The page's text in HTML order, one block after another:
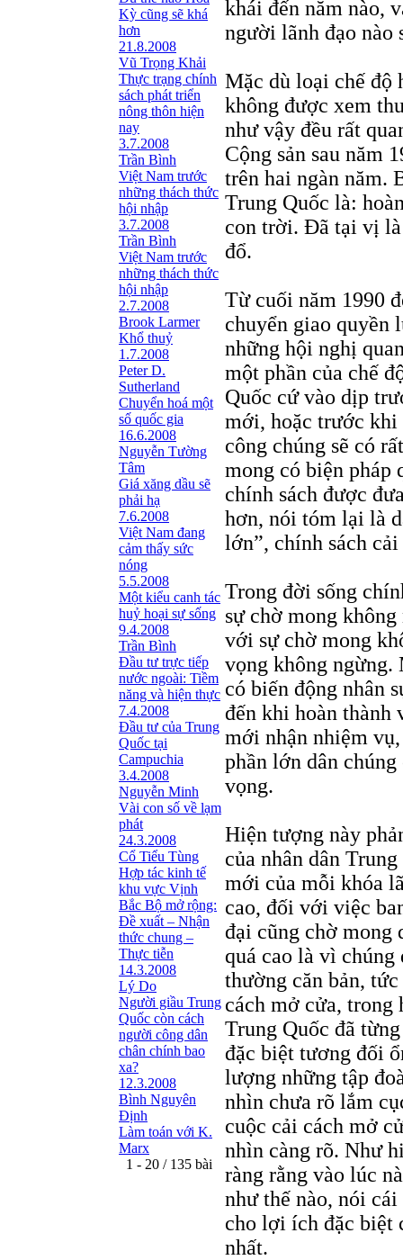
Kỳ cũng sẽ khá
hơn
21.8.2008
Vũ Trọng Khải
Thực trạng chính
sách phát triển
nông thôn hiện
nay
3.7.2008
Trần Bình
Việt Nam trước
những thách thức
hội nhập
3.7.2008
Trần Bình
Việt Nam trước
những thách thức
hội nhập
2.7.2008
Brook Larmer
Khổ thuỷ
1.7.2008
Peter D.
Sutherland
Chuyển hoá một
số quốc gia
16.6.2008
Nguyễn Tường
Tâm
Giá xăng dầu sẽ
phải hạ
7.6.2008
Việt Nam đang
cảm thấy sức
nóng
5.5.2008
Một kiểu canh tác
huỷ hoại sự sống
9.4.2008
Trần Bình
Đầu tư trực tiếp
nước ngoài: Tiềm
năng và hiện thực
7.4.2008
Đầu tư của Trung
Quốc tại
Campuchia
3.4.2008
Nguyễn Minh
Vài con số về lạm
phát
24.3.2008
Cổ Tiểu Tùng
Hợp tác kinh tế
khu vực Vịnh
Bắc Bộ mở rộng:
Đề xuất – Nhận
thức chung –
Thực tiễn
14.3.2008
Lý Do
Người giầu Trung
Quốc còn cách
người công dân
chân chính bao
xa?
12.3.2008
Bình Nguyên
Định
Làm toán với K.
Marx
1 - 20 / 135 bài
khái đến năm nào,
người lãnh đạo nào
Mặc dù loại chế độ
không được xem
như vậy đều rất
Cộng sản sau năm
trên hai ngàn năm.
Trung Quốc là:
con trời. Đã tại vị
đổ.
Từ cuối năm 1990
chuyển giao quyền
những hội nghị
một phần của chế
Quốc cứ vào dịp
mới, hoặc trước khi
công chúng sẽ có
mong có biện pháp
chính sách được
hơn, nói tóm lại là
lớn”, chính sách
Trong đời sống
sự chờ mong
với sự chờ mong
vọng không
có biến động nhân
đến khi hoàn thành
mới nhận nhiệm
phần lớn dân
vọng.
Hiện tượng này
của nhân dân
mới của mỗi khóa
cao, đối với việc
đại cũng chờ mong
quá cao là vì
thường căn bản,
cách mở cửa, trong
Trung Quốc đã
đặc biệt tương đối
lượng những tập
nhìn chưa rõ lắm
cuộc cải cách mở
nhìn càng rõ. Như
ràng rằng vào lúc
như thế nào, nói
cho lợi ích đặc biệt
nhất.